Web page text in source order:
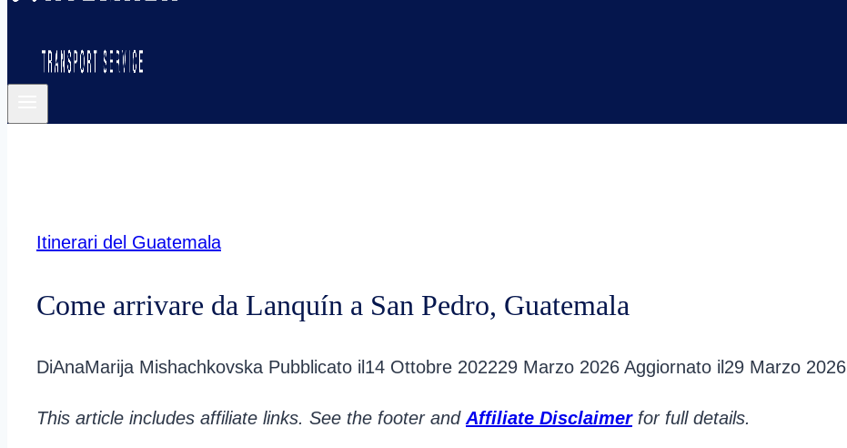
Itinerari del Guatemala
Come arrivare da Lanquín a San Pedro, Guatemala
DiAnaMarija Mishachkovska Pubblicato il 14 Ottobre 202229 Marzo 2026 Aggiornato il 29 Marzo 2026
This article includes affiliate links. See the footer and Affiliate Disclaimerfor full details.